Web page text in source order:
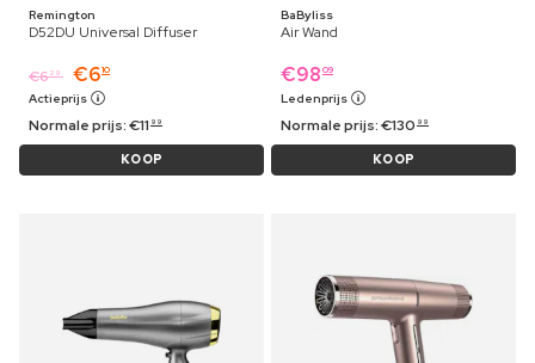
Remington
D52DU Universal Diffuser
€629 €610
Actieprijs
Normale prijs:€11 99
KOOP
BaByliss
Air Wand
€98 09
Ledenprijs
Normale prijs:€130 99
KOOP